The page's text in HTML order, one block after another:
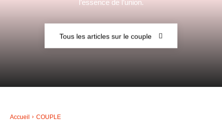
–
l’essence de l’union.
Tous les articles sur le couple
Accueil COUPLE